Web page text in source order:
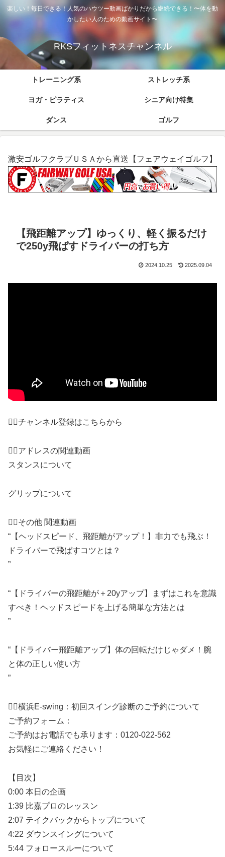
楽しい！毎日できる！人気のハウツー動画ばかりだから継続できる！〜体を動
かしたい人のための動画サイト〜
RKSフィットネスチャンネル
トレーニング系 ストレッチ系
ヨガ・ピラティス シニア向け特集
ダンス ゴルフ
激安ゴルフクラブＵＳＡから直送【フェアウェイゴルフ】
【飛距離アップ】ゆっくり、軽く振るだけ
で250y飛ばすドライバーの打ち方
2024.10.25 2025.09.04
👇🏼チャンネル登録はこちらから
👇🏼アドレスの関連動画
スタンスについて
グリップについて
👇🏼その他 関連動画
“【ヘッドスピード、飛距離がアップ！】非力でも飛ぶ！
ドライバーで飛ばすコツとは？
”
“【ドライバーの飛距離が＋20yアップ】まずはこれを意識
すべき！ヘッドスピードを上げる簡単な方法とは
”
“【ドライバー飛距離アップ】体の回転だけじゃダメ！腕
と体の正しい使い方
”
👇🏼横浜E-swing：初回スイング診断のご予約について
ご予約フォーム：
ご予約はお電話でも承ります：0120-022-562
お気軽にご連絡ください！
【目次】
0:00 本日の企画
1:39 比嘉プロのレッスン
2:07 テイクバックからトップについて
4:22 ダウンスイングについて
5:44 フォロースルーについて